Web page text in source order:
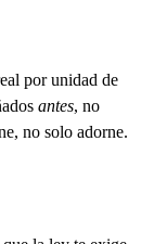
por unidad de
antes, no
no solo adorne.